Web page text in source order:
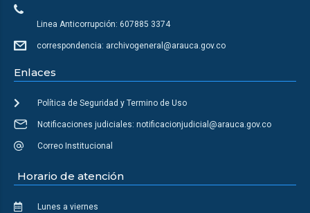
Linea Anticorrupción: 607885 3374
correspondencia: archivogeneral@arauca.gov.co
Enlaces
Política de Seguridad y Termino de Uso
Notificaciones judiciales: notificacionjudicial@arauca.gov.co
Correo Institucional
Horario de atención
Lunes a viernes